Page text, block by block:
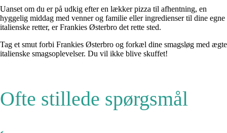
Uanset om du er på udkig efter en lækker pizza til afhentning, en
hyggelig middag med venner og familie eller ingredienser til dine egne
italienske retter, er Frankies Østerbro det rette sted.
Tag et smut forbi Frankies Østerbro og forkæl dine smagsløg med ægte
italienske smagsoplevelser. Du vil ikke blive skuffet!
Ofte stillede spørgsmål